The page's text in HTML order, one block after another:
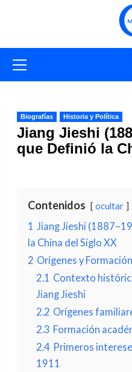
primario
Biografías Historia y Política
Jiang Jieshi
que Definió la
Contenidos ocultar
1 Jiang Jieshi
la China del Siglo XX
2 Orígenes y Formación
2.1 Contexto
Jiang Jieshi
2.2 Orígenes
2.3 Formación
2.4 Primeros
1911